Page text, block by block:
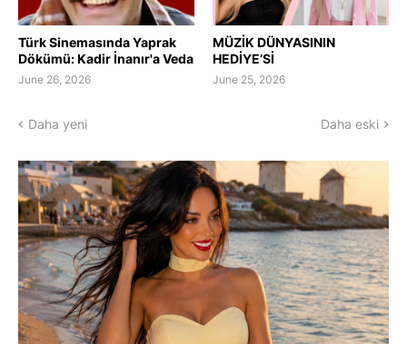
Türk Sinemasında Yaprak
Dökümü: Kadir İnanır'a Veda
June 26, 2026
MÜZİK DÜNYASININ
HEDİYE’Sİ
June 25, 2026
Daha yeni Daha eski